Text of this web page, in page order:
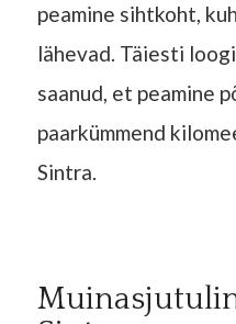
peamine sihtkoht,
lähevad. Täiesti
saanud, et peamine
paarkümmend
Sintra.